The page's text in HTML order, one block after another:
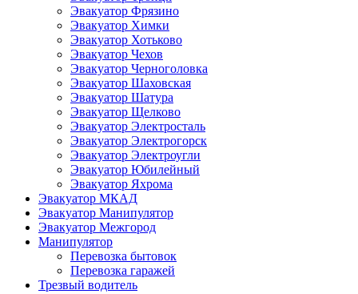
Эвакуатор Фрязино
Эвакуатор Химки
Эвакуатор Хотьково
Эвакуатор Чехов
Эвакуатор Черноголовка
Эвакуатор Шаховская
Эвакуатор Шатура
Эвакуатор Щелково
Эвакуатор Электросталь
Эвакуатор Электрогорск
Эвакуатор Электроугли
Эвакуатор Юбилейный
Эвакуатор Яхрома
Эвакуатор МКАД
Эвакуатор Манипулятор
Эвакуатор Межгород
Манипулятор
Перевозка бытовок
Перевозка гаражей
Трезвый водитель